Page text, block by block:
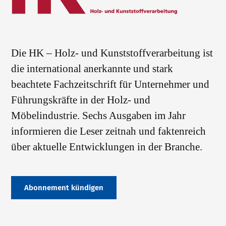
Die HK – Holz- und Kunststoffverarbeitung ist
die international anerkannte und stark
beachtete Fachzeitschrift für Unternehmer und
Führungskräfte in der Holz- und
Möbelindustrie. Sechs Ausgaben im Jahr
informieren die Leser zeitnah und faktenreich
über aktuelle Entwicklungen in der Branche.
Abonnement kündigen